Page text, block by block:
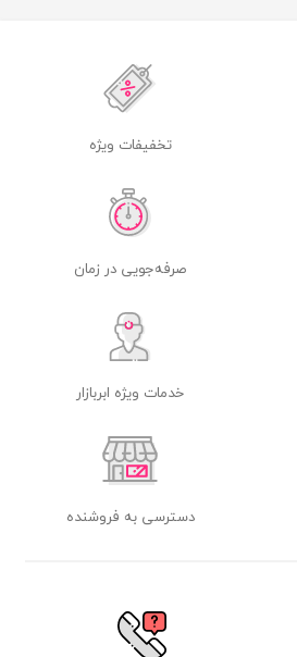
تخفیفات ویژه
صرفه‌جویی در زمان
خدمات ویژه ابربازار
دسترسی به فروشنده